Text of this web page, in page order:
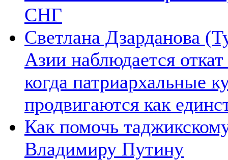
СНГ
Светлана Дзарданова
Азии наблюдается
когда патриархальные
продвигаются как
Как помочь
Владимиру Путину